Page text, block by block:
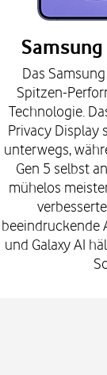
Das
Spitzen-
Technologie.
Privacy Display
unterwegs,
Gen 5 selbst
mühelos
beeindruckende
und Galaxy AI